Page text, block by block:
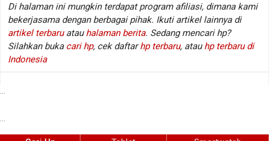
Ada yang sebenarnya mampu tetapi menerima
bantuan, sementara yang layak justru terlewat.
Fenomena ini dikenal sebagai inclusion error dan
exclusion error.
program. Tanpa data yang solid, program berisiko
Di halaman ini mungkin terdapat program afiliasi, dimana kami
bekerjasama dengan berbagai pihak. Ikuti artikel lainnya di
artikel terbaru atau halaman berita. Sedang mencari hp?
Silahkan buka cari hp, cek daftar hp terbaru, atau hp terbaru di
Indonesia